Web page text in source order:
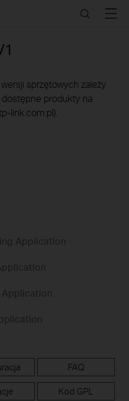
SearchMenu
sprzętowych zależy
produkty na
link.com.pl).
Application
Application
FAQ
Kod GPL